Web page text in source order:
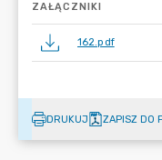
ZAŁĄCZNIKI
162.pdf
DRUKUJ ZAPISZ DO